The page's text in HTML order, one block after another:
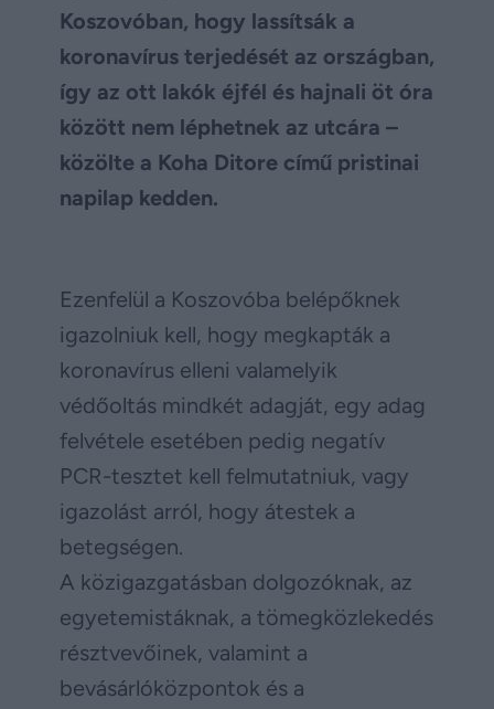
Koszovóban, hogy lassítsák a
koronavírus terjedését az országban,
így az ott lakók éjfél és hajnali öt óra
között nem léphetnek az utcára –
közölte a Koha Ditore című pristinai
napilap kedden.
Ezenfelül a Koszovóba belépőknek
igazolniuk kell, hogy megkapták a
koronavírus elleni valamelyik
védőoltás mindkét adagját, egy adag
felvétele esetében pedig negatív
PCR-tesztet kell felmutatniuk, vagy
igazolást arról, hogy átestek a
betegségen.
A közigazgatásban dolgozóknak, az
egyetemistáknak, a tömegközlekedés
résztvevőinek, valamint a
bevásárlóközpontok és a